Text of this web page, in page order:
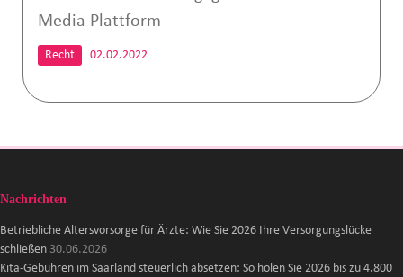
Media Plattform
Recht 02.02.2022
Nachrichten
Betriebliche Altersvorsorge für Ärzte: Wie Sie 2026 Ihre Versorgungslücke
schließen 30.06.2026
Kita-Gebühren im Saarland steuerlich absetzen: So holen Sie 2026 bis zu 4.800